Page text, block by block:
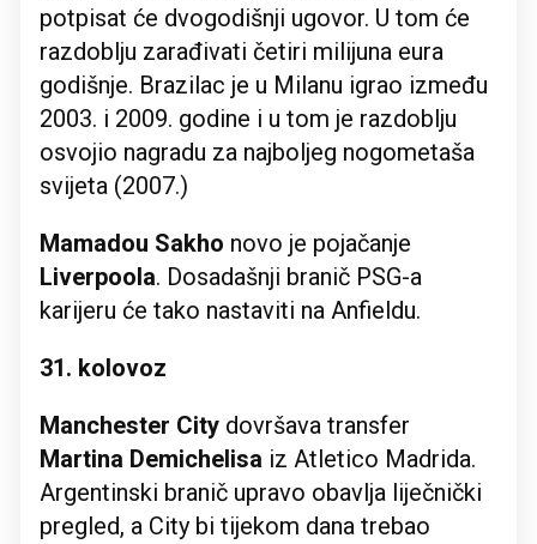
potpisat će dvogodišnji ugovor. U tom će
razdoblju zarađivati četiri milijuna eura
godišnje. Brazilac je u Milanu igrao između
2003. i 2009. godine i u tom je razdoblju
osvojio nagradu za najboljeg nogometaša
svijeta (2007.)
Mamadou Sakho novo je pojačanje
Liverpoola. Dosadašnji branič PSG-a
karijeru će tako nastaviti na Anfieldu.
31. kolovoz
Manchester City dovršava transfer
Martina Demichelisa iz Atletico Madrida.
Argentinski branič upravo obavlja liječnički
pregled, a City bi tijekom dana trebao